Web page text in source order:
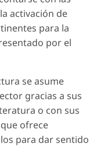
activación de
para la
por el
se asume
gracias a sus
o con sus
ofrece
para dar sentido